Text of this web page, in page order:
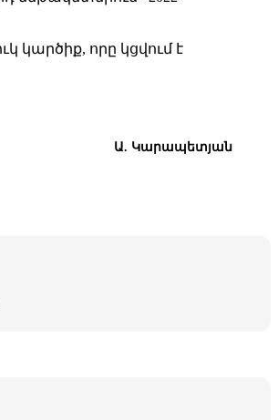
կարծիք, որը կցվում է
Ա. Կարապետյան